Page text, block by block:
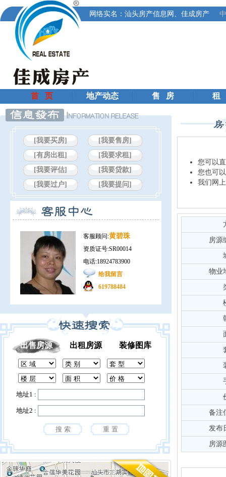
网络实名：汕头房产信息网、佳成房产
首 页 地产动态 售 房 租
[我要买房]
[我要售房]
[有房出租]
[我要求租]
[我要评估]
[我要贷款]
[我要过户]
[我要提问]
客服顾问:黄碧珠
资质证号:SR00014
电话:18924783900
给我留言
619788484
出售房源 出租房源 装修图库
地址1 :
地址2 :
您可以
您也可
我们网
房源
物业
备注
发布
房源